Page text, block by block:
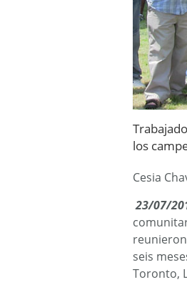
los
Cesia
23/07/
seis
Toronto,